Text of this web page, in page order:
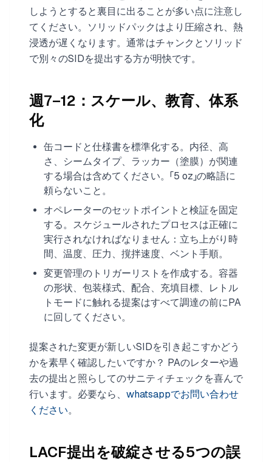
しようとすると裏目に出ることが多い点に注意し
てください。ソリッドパックはより圧縮され、熱
浸透が遅くなります。通常はチャンクとソリッド
で別々のSIDを提出する方が明快です。
週7–12：スケール、教育、体系
化
缶コードと仕様書を標準化する。内径、高
さ、シームタイプ、ラッカー（塗膜）が関連
する場合は含めてください。「5 oz」の略語に
頼らないこと。
オペレーターのセットポイントと検証を固定
する。スケジュールされたプロセスは正確に
実行されなければなりません：立ち上がり時
間、温度、圧力、撹拌速度、ベント手順。
変更管理のトリガーリストを作成する。容器
の形状、包装様式、配合、充填目標、レトル
トモードに触れる提案はすべて調達の前にPA
に回してください。
提案された変更が新しいSIDを引き起こすかどう
かを素早く確認したいですか？ PAのレターや過
去の提出と照らしてのサニティチェックを喜んで
行います。必要なら、 whatsappでお問い合わせ
ください。
LACF提出を破綻させる5つの誤